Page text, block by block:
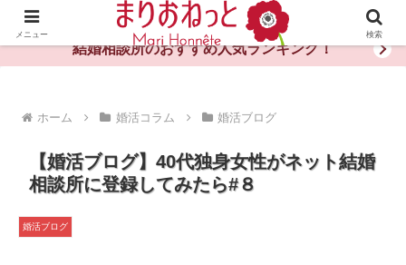
婚活や出会いの体験談・評判・秘訣がわかる情報サイト
結婚相談所のおすすめ人気ランキング！
ホーム 婚活コラム 婚活ブログ
【婚活ブログ】40代独身女性がネット結婚
相談所に登録してみたら#８
婚活ブログ
メニュー 検索